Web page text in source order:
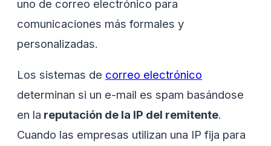
uno de correo electrónico para
comunicaciones más formales y
personalizadas.
Los sistemas de correo electrónico
determinan si un e-mail es spam basándose
en la reputación de la IP del remitente.
Cuando las empresas utilizan una IP fija para